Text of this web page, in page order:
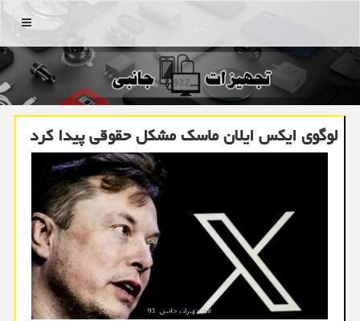
منو
لوگوی ایکس ایلان ماسک مشکل حقوقی پیدا کرد